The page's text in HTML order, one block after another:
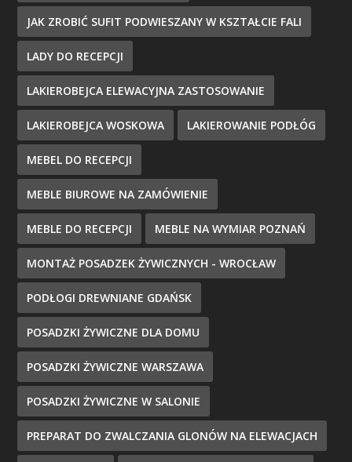
JAK ZROBIĆ SUFIT PODWIESZANY W KSZTAŁCIE FALI
LADY DO RECEPCJI
LAKIEROBEJCA ELEWACYJNA ZASTOSOWANIE
LAKIEROBEJCA WOSKOWA LAKIEROWANIE PODŁÓG
MEBEL DO RECEPCJI
MEBLE BIUROWE NA ZAMÓWIENIE
MEBLE DO RECEPCJI MEBLE NA WYMIAR POZNAŃ
MONTAŻ POSADZEK ŻYWICZNYCH - WROCŁAW
PODŁOGI DREWNIANE GDAŃSK
POSADZKI ŻYWICZNE DLA DOMU
POSADZKI ŻYWICZNE WARSZAWA
POSADZKI ŻYWICZNE W SALONIE
PREPARAT DO ZWALCZANIA GLONÓW NA ELEWACJACH